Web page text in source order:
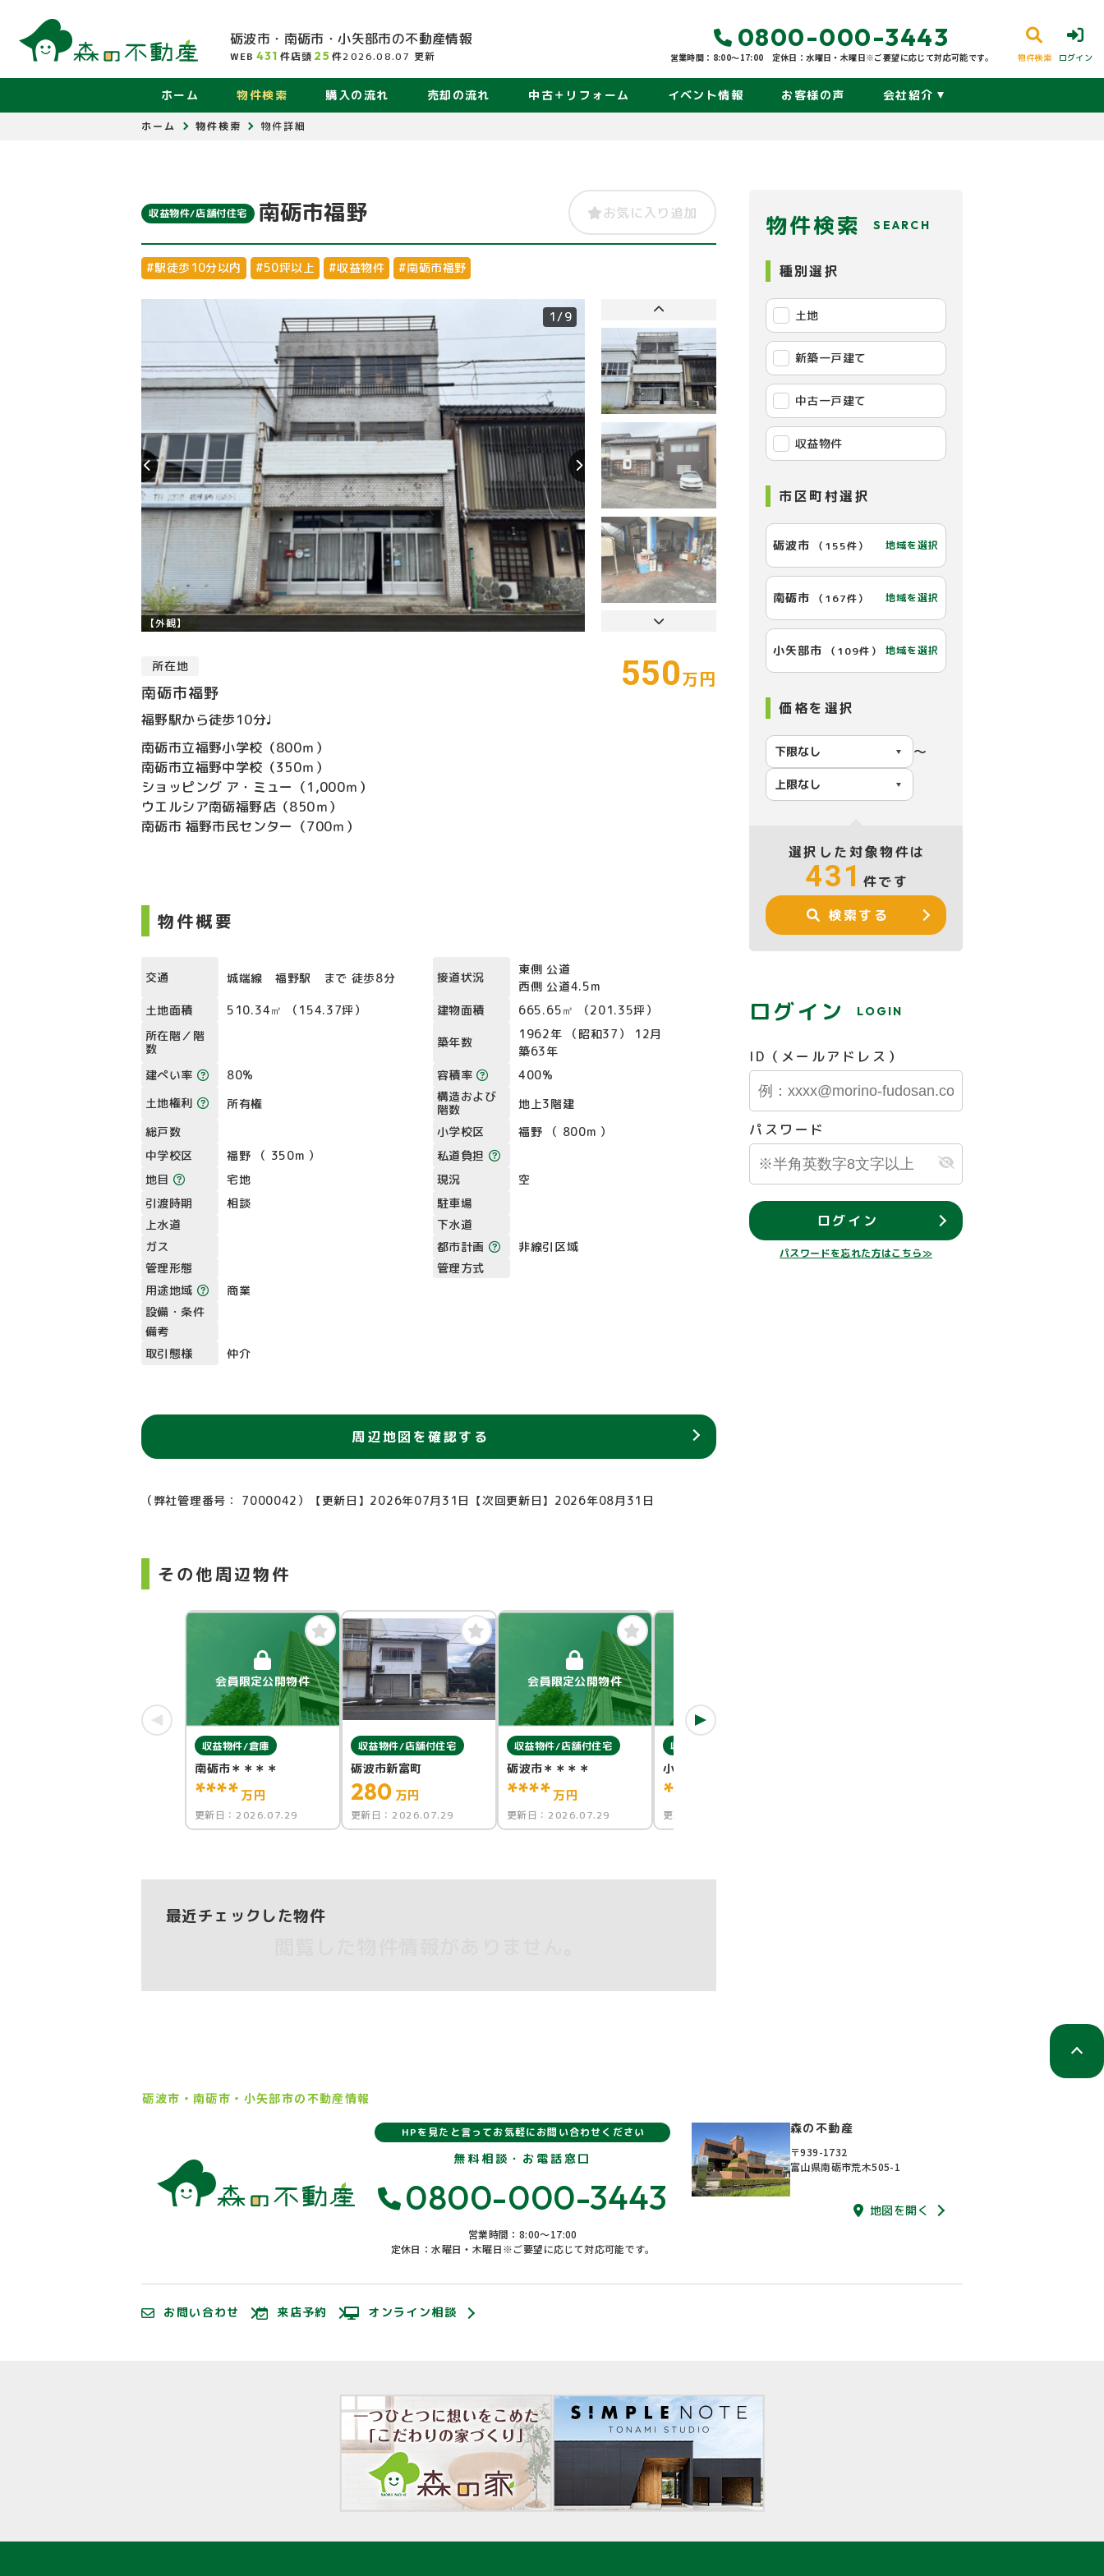
砺波市・南砺市・小矢部市の不動産情報
WEB 431 件店頭 25件2026.08.07 更新
0800-000-3443
営業時間：8:00〜17:00 定休日：水曜日・木曜日※ご要望に応じて対応可能です。 物件検索 ログイン
ホーム 物件検索 購入の流れ 売却の流れ 中古＋リフォーム イベント情報 お客様の声 会社紹介
ホーム 物件検索 物件詳細
収益物件/店舗付住宅 南砺市福野 お気に入り追加
#駅徒歩10分以内 #50坪以上 #収益物件 #南砺市福野
1/9
【外観】
所在地
南砺市福野 550万円
福野駅から徒歩10分♩
南砺市立福野小学校（800ｍ）
南砺市立福野中学校（350ｍ）
ショッピング ア・ミュー（1,000ｍ）
ウエルシア南砺福野店（850ｍ）
南砺市 福野市民センター（700ｍ）
物件概要
交通 城端線 福野駅 まで 徒歩8分 接道状況
東側 公道
西側 公道4.5m
土地面積
510.34㎡ （154.37坪） 建物面積
665.65㎡ （201.35坪）
所在階／階
数
築年数
1962年 （昭和37） 12月
築63年
建ぺい率
80% 容積率
400%
土地権利
所有権
構造および
階数
地上3階建
総戸数
小学校区
福野 （ 800m ）
中学校区
福野 （ 350m ）
私道負担
地目
宅地 現況
空
引渡時期
相談
駐車場
上水道
下水道
ガス
都市計画
非線引区域
管理形態
管理方式
用途地域
商業
設備・条件
備考
取引態様
仲介
周辺地図を確認する
（弊社管理番号： 7000042） 【更新日】2026年07月31日 【次回更新日】2026年08月31日
その他周辺物件
会員限定公開物件
収益物件/倉庫
南砺市＊＊＊＊
****万円
更新日： 2026.07.29
収益物件/店舗付住宅
砺波市新富町
280 万円
更新日： 2026.07.29
会員限定公開物件
収益物件/店舗付住宅
砺波市＊＊＊＊
****万円
更新日： 2026.07.29
収益物件/倉庫
小矢部市＊＊＊＊
****
更新日：
最近チェックした物件
物件検索 SEARCH
種別選択
土地
新築一戸建て
中古一戸建て
収益物件
市区町村選択
砺波市 （ 155件） 地域を選択
南砺市 （ 167件） 地域を選択
小矢部市 （ 109件 ） 地域を選択
価格を選択
〜
選択した対象物件は
431 件です
検索する
ログイン LOGIN
ID（メールアドレス）
パスワード
ログイン
パスワードを忘れた方はこちら≫
砺波市・南砺市・小矢部市の不動産情報
HPを見たと言ってお気軽にお問い合わせください
無料相談・お電話窓口
0800-000-3443
営業時間：8:00〜17:00
定休日：水曜日・木曜日※ご要望に応じて対応可能です。
森の不動産
〒939-1732
富山県南砺市荒木505-1
地図を開く
お問い合わせ 来店予約 オンライン相談